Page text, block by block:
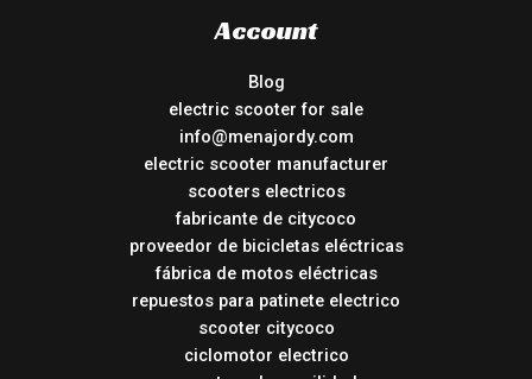
Account
Blog
electric scooter for sale
info@menajordy.com
electric scooter manufacturer
scooters electricos
fabricante de citycoco
proveedor de bicicletas eléctricas
fábrica de motos eléctricas
repuestos para patinete electrico
scooter citycoco
ciclomotor electrico